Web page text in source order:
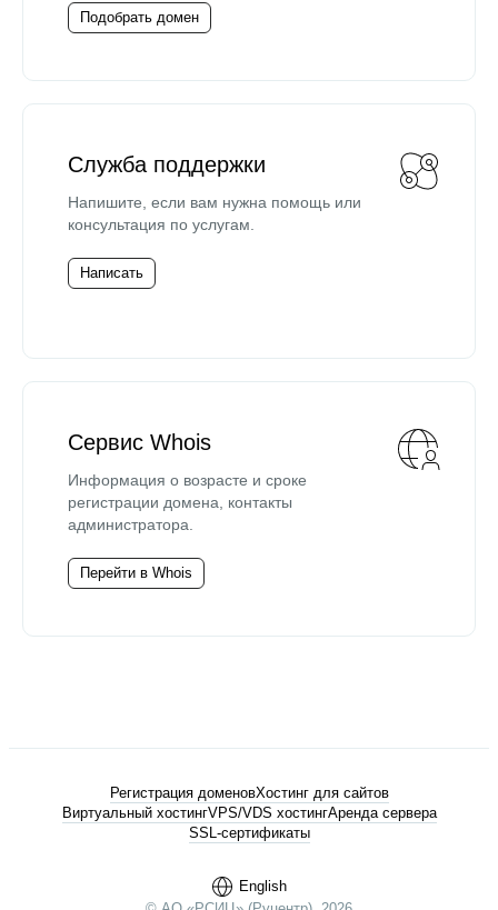
Подобрать домен
Служба поддержки
Напишите, если вам нужна помощь или
консультация по услугам.
Написать
Сервис Whois
Информация о возрасте и сроке
регистрации домена, контакты
администратора.
Перейти в Whois
English
Регистрация доменовХостинг для сайтов
Виртуальный хостингVPS/VDS хостингАренда сервера
SSL-сертификаты